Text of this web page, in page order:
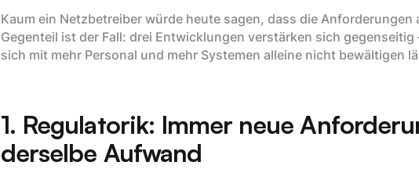
Kaum ein Netzbetreiber würde heute sagen, dass die Anforderungen
Gegenteil ist der Fall: drei Entwicklungen verstärken sich
sich mit mehr Personal und mehr Systemen alleine nicht bewältigen
1. Regulatorik: Immer neue
derselbe Aufwand